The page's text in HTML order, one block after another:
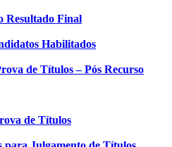
Resultado Final
Habilitados
de Títulos – Pós Recurso
de Títulos